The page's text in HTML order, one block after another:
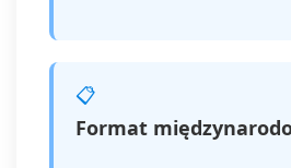
Format